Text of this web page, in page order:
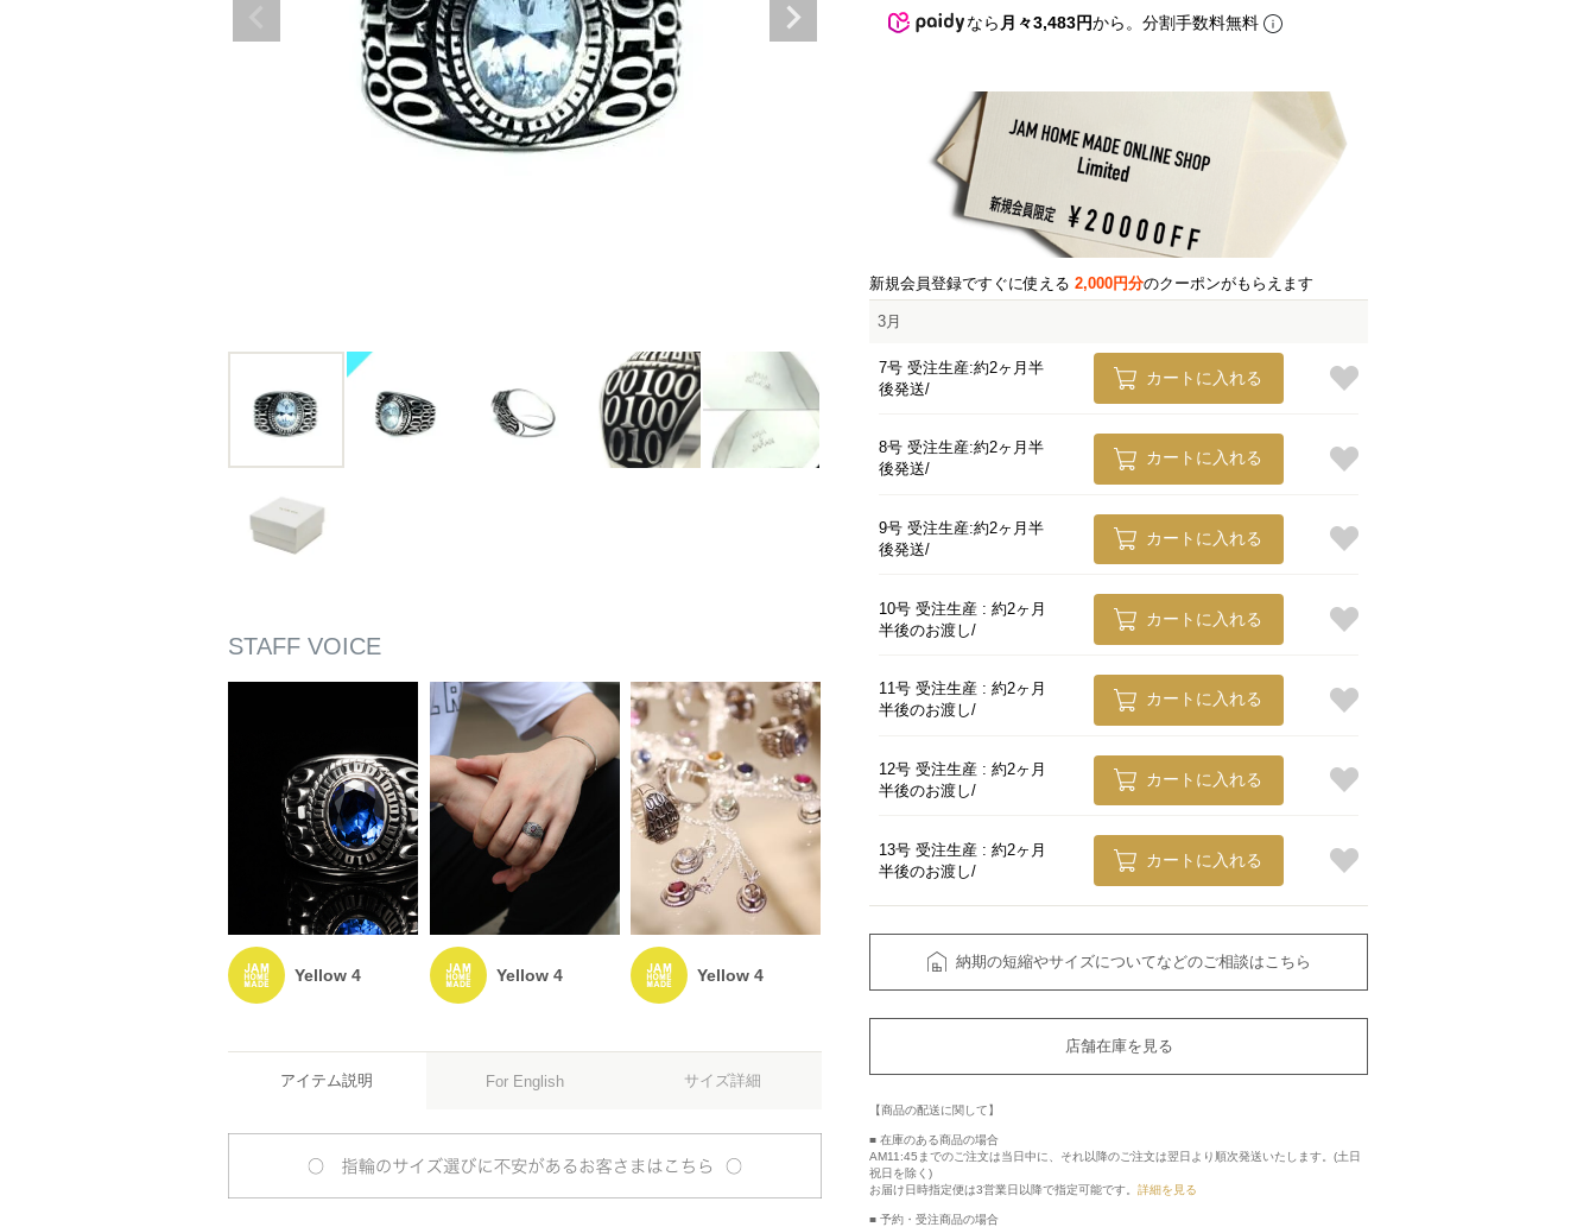
Yellow 4 Yellow 4 Yellow 4
アイテム説明 For English サイズ詳細
なら 月々3,483円から。分割手数料無料
新規会員登録ですぐに使える 2,000円分のクーポンがもらえます
3月
7号 受注生産:約2ヶ月半
後発送
カートに入れる
8号 受注生産:約2ヶ月半
後発送
カートに入れる
9号 受注生産:約2ヶ月半
後発送
カートに入れる
10号 受注生産 : 約2ヶ月
半後のお渡し
カートに入れる
11号 受注生産 : 約2ヶ月
半後のお渡し
カートに入れる
12号 受注生産 : 約2ヶ月
半後のお渡し
カートに入れる
13号 受注生産 : 約2ヶ月
半後のお渡し
カートに入れる
納期の短縮やサイズについてなどのご相談はこちら
店舗在庫を見る
【商品の配送に関して】
■ 在庫のある商品の場合
AM11:45までのご注文は当日中に、それ以降のご注文は翌日より順次発送いたします。(土日
祝日を除く)
お届け日時指定便は3営業日以降で指定可能です。 詳細を見る
■ 予約・受注商品の場合